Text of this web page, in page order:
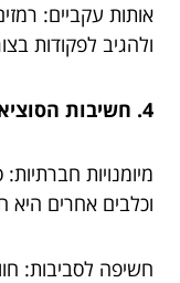
אותות עקביים:
ולהגיב לפקודות
4. חשיבות הסוציאליזציה המוקדמת
מיומנויות
וכלבים אחרים היא
חשיפה לסביבות: